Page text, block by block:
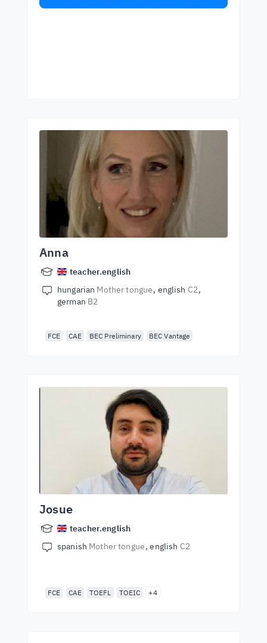
Anna
teacher.english
hungarian Mother tongue english C2
german B2
FCE CAE BEC Preliminary BEC Vantage
Josue
teacher.english
spanish Mother tongue english C2
FCE CAE TOEFL TOEIC +4